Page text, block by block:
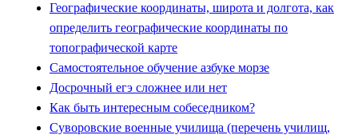
Географические координаты, широта и долгота, как
определить географические координаты по
топографической карте
Самостоятельное обучение азбуке морзе
Досрочный егэ сложнее или нет
Как быть интересным собеседником?
Суворовские военные училища (перечень училищ,